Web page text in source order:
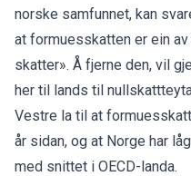
norske samfunnet, kan
at formuesskatten er ein
skatter». Å fjerne den, vil
her til lands til
Vestre la til at
år sidan, og at Norge har
med snittet i OECD-landa.